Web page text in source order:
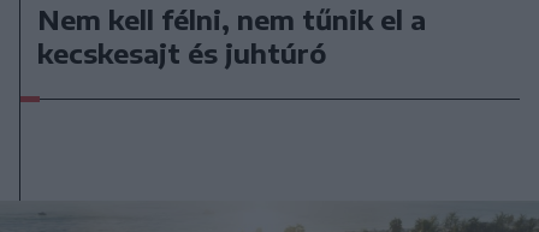
Nem kell félni, nem tűnik el a
kecskesajt és juhtúró